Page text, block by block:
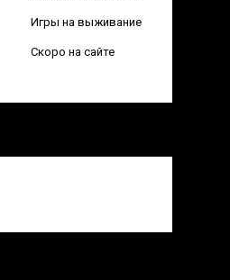
Игры на выживание
Скоро на сайте